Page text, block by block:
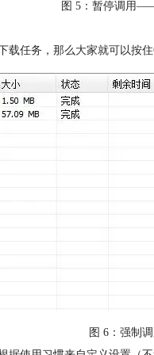
图 5：暂停调用
载任务，那么大家就可以按
图 6：强制